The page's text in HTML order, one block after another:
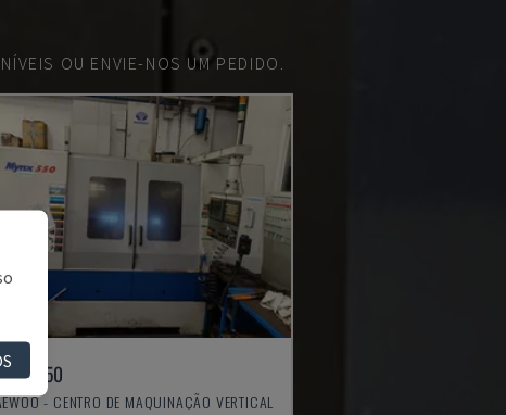
OU ENVIE-NOS UM PEDIDO.
550
- CENTRO DE MAQUINAÇÃO VERTICAL